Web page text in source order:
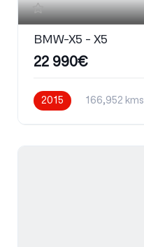
BMW-X5 - X5
22 990€
2015 166,952 kms